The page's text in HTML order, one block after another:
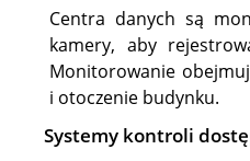
Centra danych są
kamery, aby
Monitorowanie
i otoczenie budynku.
Systemy kontroli